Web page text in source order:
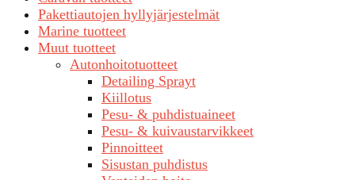
Pakettiautojen hyllyjärjestelmät
Marine tuotteet
Muut tuotteet
Autonhoitotuotteet
Detailing Sprayt
Kiillotus
Pesu- & puhdistuaineet
Pesu- & kuivaustarvikkeet
Pinnoitteet
Sisustan puhdistus